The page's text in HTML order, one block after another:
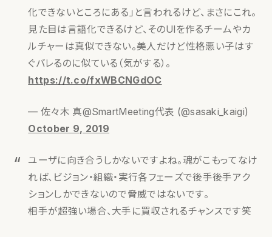
化できないところにある」と言われるけど、まさにこれ。
見た目は言語化できるけど、そのUIを作るチームやカ
ルチャーは真似できない。美人だけど性格悪い子はす
ぐバレるのに似ている（気がする）。
https://t.co/fxWBCNGdOC
— 佐々木 真@SmartMeeting代表 (@sasaki_kaigi)
October 9, 2019
ユーザに向き合うしかないですよね。魂がこもってなけ
れば、ビジョン・組織・実行各フェーズで後手後手アク
ションしかできないので脅威ではないです。
相手が超強い場合、大手に買収されるチャンスです笑